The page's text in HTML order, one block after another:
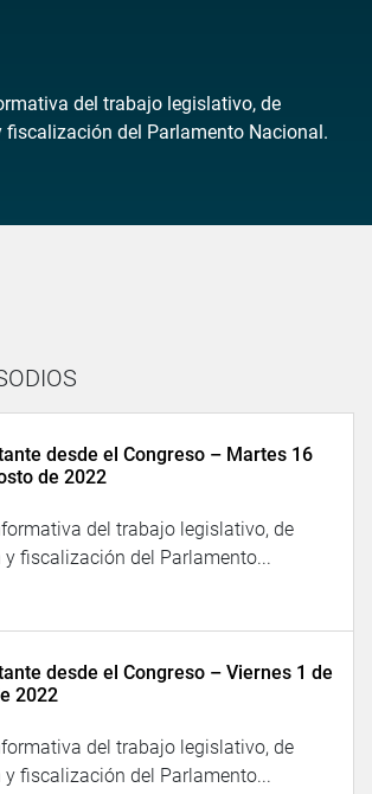
del trabajo legislativo, de
fiscalización del Parlamento Nacional.
desde el Congreso – Martes 16
de 2022
del trabajo legislativo, de
y fiscalización del Parlamento...
desde el Congreso – Viernes 1 de
2022
del trabajo legislativo, de
y fiscalización del Parlamento...